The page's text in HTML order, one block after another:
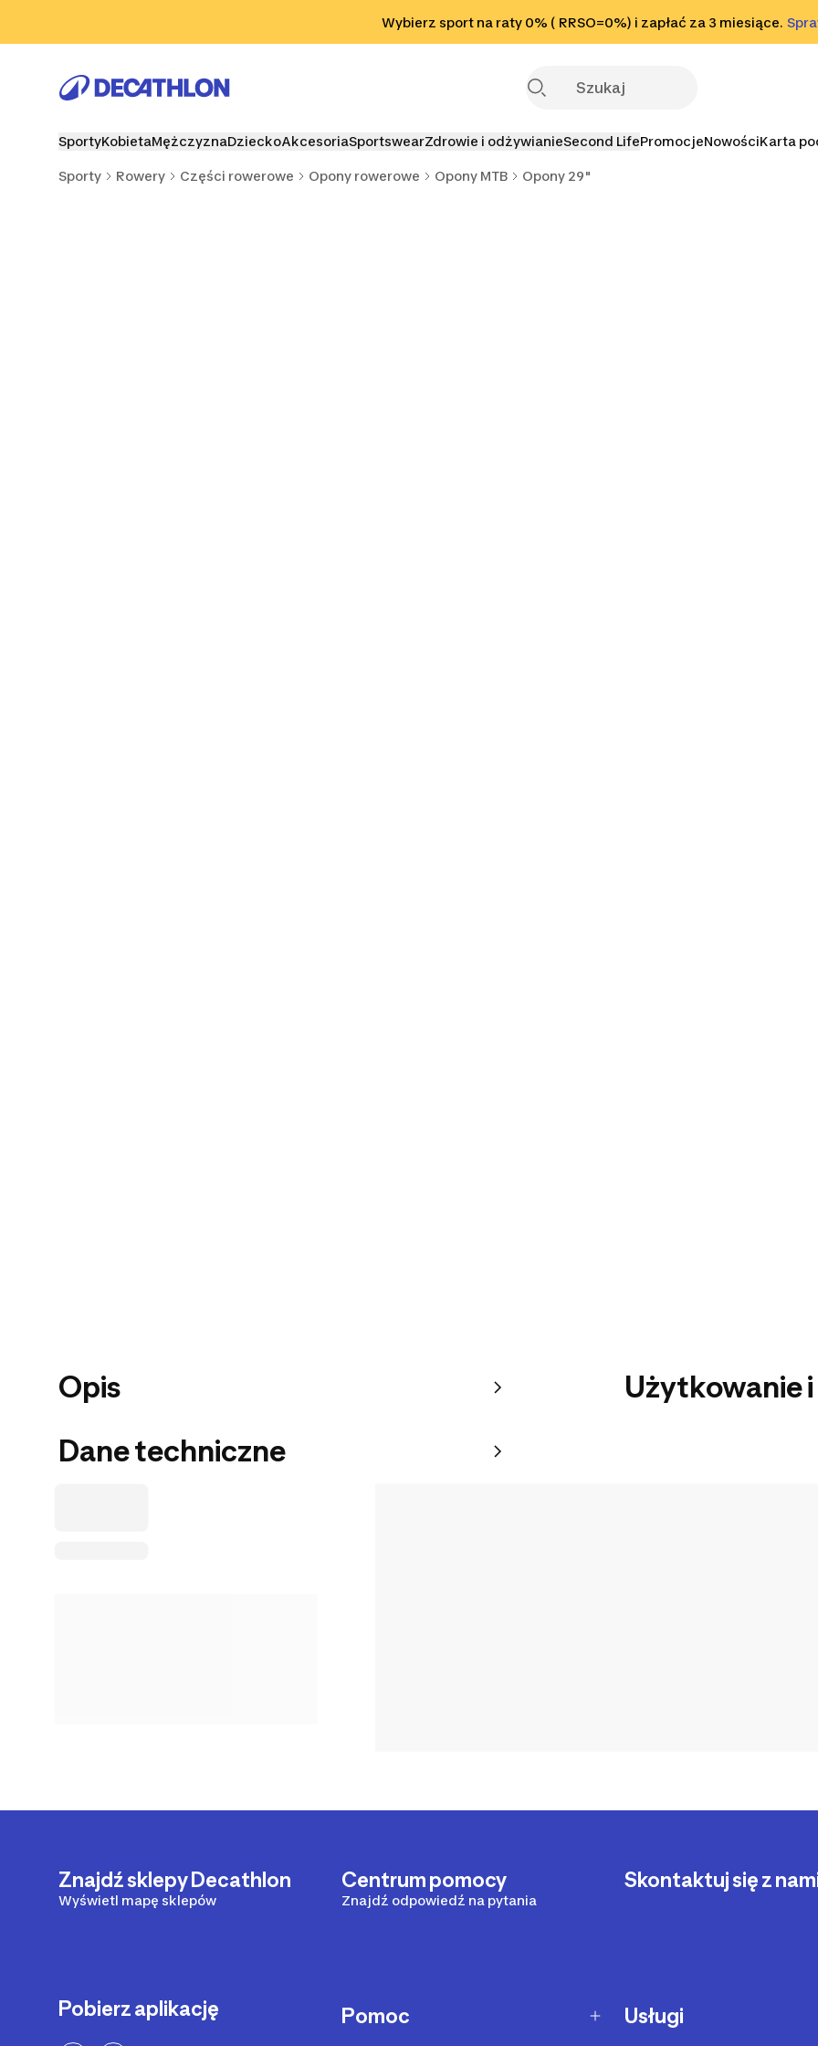
Przejdź do stopki
Wybierz sport na raty 0% ( RRSO=0%) i zapłać za 3 miesiące.
Sprawdź
SportyKobietaMężczyznaDzieckoAkcesoriaSportswearZdrowie i odżywianieSecond LifePromocjeNowościKarta
Sporty Rowery Części rowerowe Opony rowerowe Opony MTB Opony 29"
Opis
Dane techniczne
Użytkowanie
Znajdź sklepy Decathlon
Wyświetl mapę sklepów
Centrum pomocy
Znajdź odpowiedź na pytania
Skontaktuj się z
Pobierz aplikację Pomoc Usługi